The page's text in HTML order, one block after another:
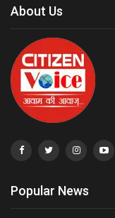
About Us
Popular News